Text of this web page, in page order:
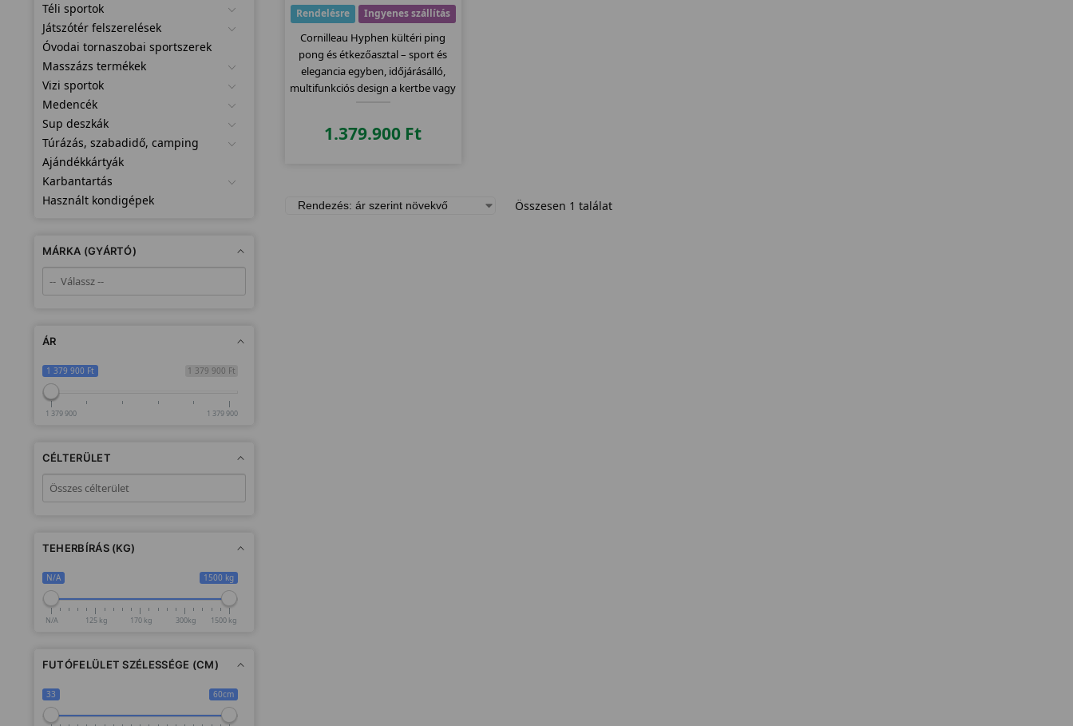
Rendelésre Ingyenes szállítás
Cornilleau Hyphen kültéri ping
pong és étkezőasztal – sport és
elegancia egyben, időjárásálló,
multifunkciós design a kertbe vagy
1.379.900 Ft
Összesen 1 találat
Téli sportok
Játszótér felszerelések
Óvodai tornaszobai sportszerek
Masszázs termékek
Vizi sportok
Medencék
Sup deszkák
Túrázás, szabadidő, camping
Ajándékkártyák
Karbantartás
Használt kondigépek
MÁRKA (GYÁRTÓ)
ÁR
1 379 900 Ft
1 379 900 Ft
1 379 900 1 379 900
CÉLTERÜLET
TEHERBÍRÁS (KG)
N/A 1500 kg
N/A 125 kg 170 kg 300kg 1500 kg
FUTÓFELÜLET SZÉLESSÉGE (CM)
33 60cm